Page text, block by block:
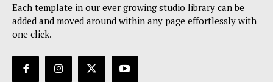
Each template in our ever growing studio library can be
added and moved around within any page effortlessly with
one click.